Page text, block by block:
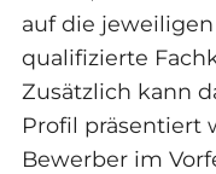
auf die
qualifizierte
Zusätzlich kann
Profil präsentiert
Bewerber im